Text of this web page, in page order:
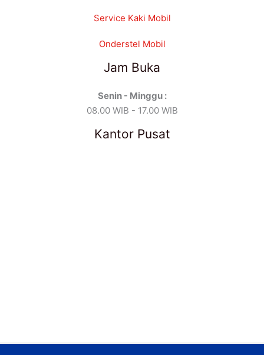
Service Kaki Mobil
Onderstel Mobil
Jam Buka
Senin - Minggu :
08.00 WIB - 17.00 WIB
Kantor Pusat